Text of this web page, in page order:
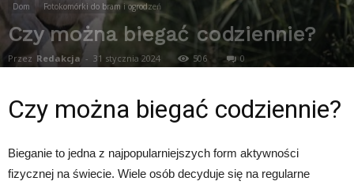
Dom Fotokomórki do bram i ogrodzeń
Czy można biegać codziennie?
Przez Redakcja - 31 stycznia 2024 506 0
Czy można biegać codziennie?
Bieganie to jedna z najpopularniejszych form aktywności
fizycznej na świecie. Wiele osób decyduje się na regularne